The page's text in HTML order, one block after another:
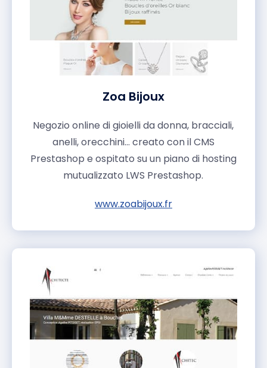
Zoa Bijoux
Negozio online di gioielli da donna, bracciali,
anelli, orecchini... creato con il CMS
Prestashop e ospitato su un piano di hosting
mutualizzato LWS Prestashop.
www.zoabijoux.fr